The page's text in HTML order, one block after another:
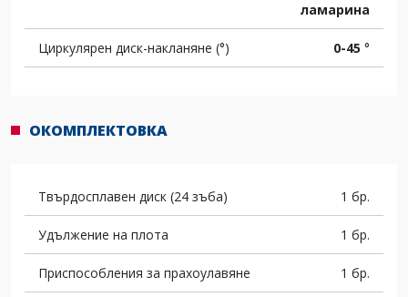
ламарина
Циркулярен диск-накланяне (°) 0-45 °
ОКОМПЛЕКТОВКА
Твърдосплавен диск (24 зъба) 1 бр.
Удължение на плота 1 бр.
Приспособления за прахоулавяне 1 бр.